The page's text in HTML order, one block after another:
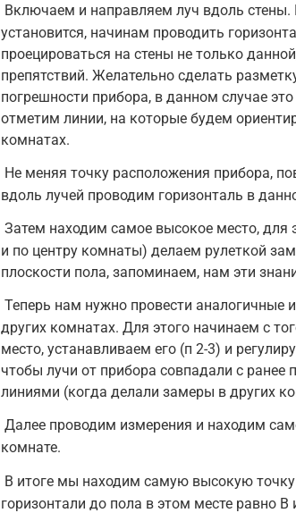
Включаем и направляем луч вдоль стены.
установится, начинам проводить
проецироваться на стены не только
препятствий. Желательно сделать
погрешности прибора, в данном случае
отметим линии, на которые будем
комнатах.
Не меняя точку расположения прибора,
вдоль лучей проводим горизонталь в
Затем находим самое высокое место,
и по центру комнаты) делаем рулеткой
плоскости пола, запоминаем, нам эти
Теперь нам нужно провести аналогичные
других комнатах. Для этого начинаем с
место, устанавливаем его (п 2-3) и
чтобы лучи от прибора совпадали с
линиями (когда делали замеры в других
Далее проводим измерения и находим
комнате.
В итоге мы находим самую высокую точку
горизонтали до пола в этом месте равно